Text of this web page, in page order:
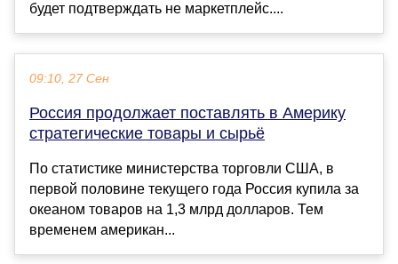
будет подтверждать не маркетплейс....
09:10, 27 Сен
Россия продолжает поставлять в Америку
стратегические товары и сырьё
По статистике министерства торговли США, в
первой половине текущего года Россия купила за
океаном товаров на 1,3 млрд долларов. Тем
временем американ...